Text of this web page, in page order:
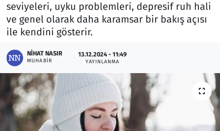
seviyeleri, uyku problemleri, depresif ruh hali
ve genel olarak daha karamsar bir bakış açısı
ile kendini gösterir.
NIHAT NASIR
MUHABIR
13.12.2024 - 11:49
YAYINLANMA
Oyun
Rüya Tabirleri
Sağlık